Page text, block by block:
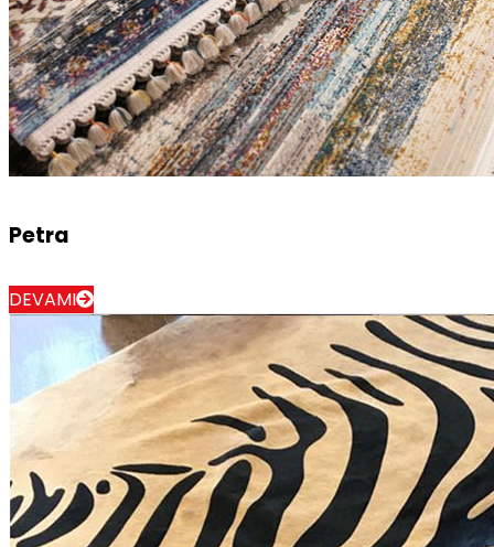
Petra
DEVAMI